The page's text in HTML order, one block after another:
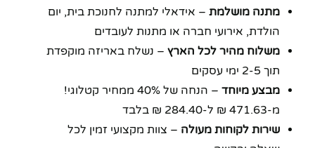
מתנה מושלמת – אידאלי למתנה לחנוכת בית, יום
הולדת, אירועי חברה או מתנות לעובדים
משלוח מהיר לכל הארץ – נשלח באריזה מוקפדת
תוך 2-5 ימי עסקים
מבצע מיוחד
– הנחה של 40% ממחיר קטלוגי!
מ-471.63 ₪ ל-284.40 ₪ בלבד
שירות לקוחות מעולה – צוות מקצועי זמין לכל